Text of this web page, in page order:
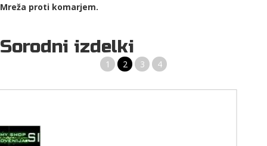
Mreža proti komarjem.
Sorodni izdelki
1 2 3 4